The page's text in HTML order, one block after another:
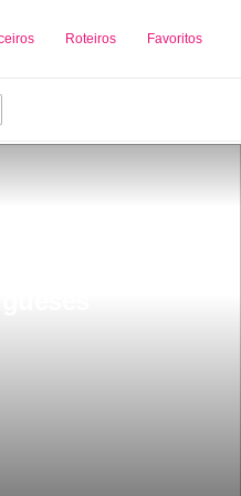
Roteiros Favoritos
Adicionar uma Empresa